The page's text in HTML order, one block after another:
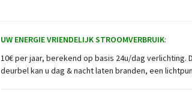
UW ENERGIE VRIENDELIJK STROOMVERBRUIK:
10€ per jaar, berekend op basis 24u/dag verlichting.
deurbel kan u dag & nacht laten branden, een